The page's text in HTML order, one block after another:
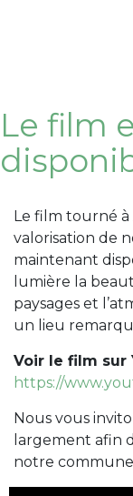
Le film
Le film tourné
valorisation de
maintenant
lumière la
paysages et
un lieu
Voir le film sur
https://
Nous vous
largement afin
notre